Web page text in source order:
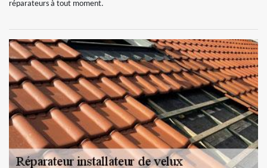
réparateurs à tout moment.